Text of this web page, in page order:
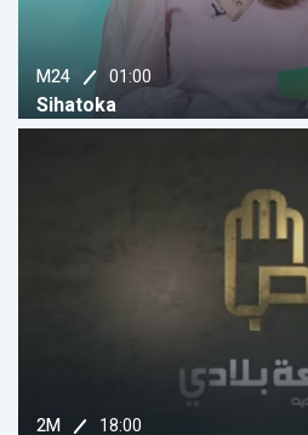
M24 01:00
Sihatoka
2M 18:00